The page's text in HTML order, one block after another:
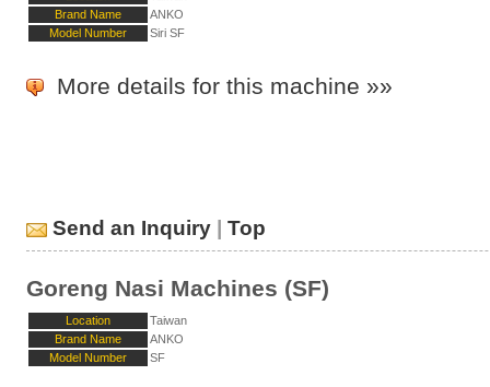
Brand Name
ANKO
Model Number
Siri SF
More details for this machine »»
Send an Inquiry | Top
Goreng Nasi Machines (SF)
Location
Taiwan
Brand Name
ANKO
Model Number
SF